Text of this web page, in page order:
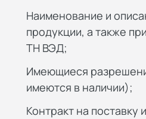
Наименование и
продукции, а также
ТН ВЭД;
Имеющиеся
имеются в наличии);
Контракт на поставку